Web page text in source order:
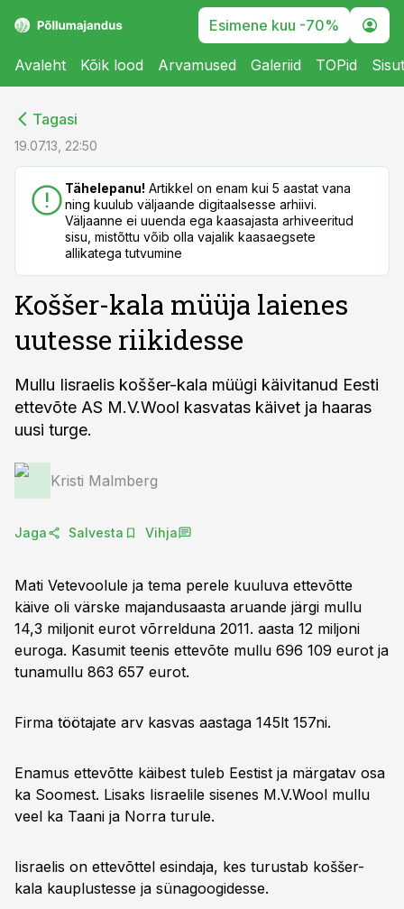
Esimene kuu -70%
Avaleht Kõik lood Arvamused Galeriid TOPid
Tagasi
19.07.13, 22:50
Tähelepanu! Artikkel on enam kui 5 aastat vana
ning kuulub väljaande digitaalsesse arhiivi.
Väljaanne ei uuenda ega kaasajasta arhiveeritud
sisu, mistõttu võib olla vajalik kaasaegsete
allikatega tutvumine
Koššer-kala müüja laienes
uutesse riikidesse
Mullu Iisraelis koššer-kala müügi käivitanud Eesti
ettevõte AS M.V.Wool kasvatas käivet ja haaras
uusi turge.
Kristi Malmberg
Jaga Salvesta Vihja
Mati Vetevoolule ja tema perele kuuluva ettevõtte
käive oli värske majandusaasta aruande järgi mullu
14,3 miljonit eurot võrrelduna 2011. aasta 12 miljoni
euroga. Kasumit teenis ettevõte mullu 696 109 eurot ja
tunamullu 863 657 eurot.
Firma töötajate arv kasvas aastaga 145lt 157ni.
Enamus ettevõtte käibest tuleb Eestist ja märgatav osa
ka Soomest. Lisaks Iisraelile sisenes M.V.Wool mullu
veel ka Taani ja Norra turule.
Iisraelis on ettevõttel esindaja, kes turustab koššer-
kala kauplustesse ja sünagoogidesse.